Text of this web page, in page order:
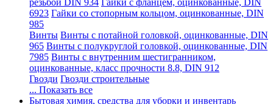
резьбой DIN 934 Гайки с фланцем, оцинкованные, DIN
6923 Гайки со стопорным кольцом, оцинкованные, DIN
985
Винты Винты с потайной головкой, оцинкованные, DIN
965 Винты с полукруглой головкой, оцинкованные, DIN
7985 Винты с внутренним шестигранником,
оцинкованные, класс прочности 8.8, DIN 912
Гвозди Гвозди строительные
... Показать все
Бытовая химия, средства для уборки и инвентарь